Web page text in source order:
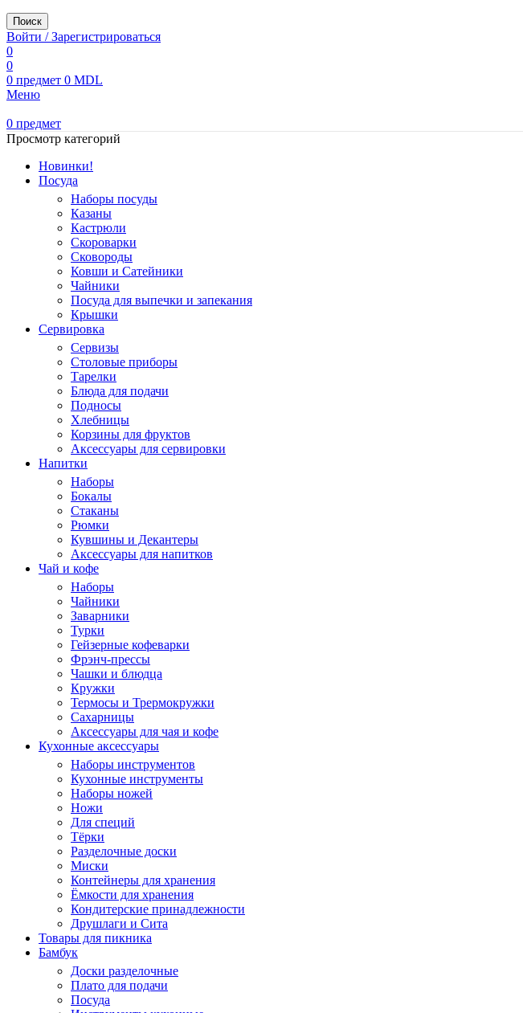
Поиск
Войти / Зарегистрироваться
0
0
0 предмет 0 MDL
Меню
0 предмет
Просмотр категорий
Новинки!
Посуда
Наборы посуды
Казаны
Кастрюли
Скороварки
Сковороды
Ковши и Сатейники
Чайники
Посуда для выпечки и запекания
Крышки
Сервировка
Сервизы
Столовые приборы
Тарелки
Блюда для подачи
Подносы
Хлебницы
Корзины для фруктов
Аксессуары для сервировки
Напитки
Наборы
Бокалы
Стаканы
Рюмки
Кувшины и Декантеры
Аксессуары для напитков
Чай и кофе
Наборы
Чайники
Заварники
Турки
Гейзерные кофеварки
Фрэнч-прессы
Чашки и блюдца
Кружки
Термосы и Трермокружки
Сахарницы
Аксессуары для чая и кофе
Кухонные аксессуары
Наборы инструментов
Кухонные инструменты
Наборы ножей
Ножи
Для специй
Тёрки
Разделочные доски
Миски
Контейнеры для хранения
Ёмкости для хранения
Кондитерские принадлежности
Друшлаги и Сита
Товары для пикника
Бамбук
Доски разделочные
Плато для подачи
Посуда